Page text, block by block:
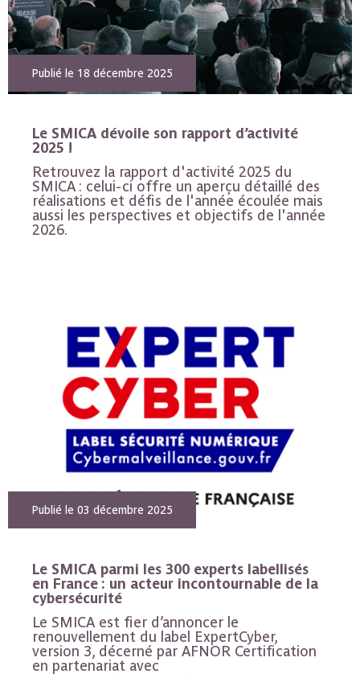
Publié le 18 décembre 2025
Le SMICA dévoile son rapport d’activité
2025 !
Retrouvez la rapport d'activité 2025 du
SMICA : celui-ci offre un aperçu détaillé des
réalisations et défis de l'année écoulée mais
aussi les perspectives et objectifs de l'année
2026.
Publié le 03 décembre 2025
Le SMICA parmi les 300 experts labellisés
en France : un acteur incontournable de la
cybersécurité
Le SMICA est fier d’annoncer le
renouvellement du label ExpertCyber,
version 3, décerné par AFNOR Certification
en partenariat avec